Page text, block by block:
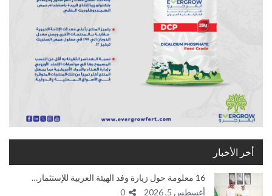
أخر الأخبار
16 معلومة حول زيارة وفد الهيئة العربية للإستثمار…
أغسطس 5, 2026